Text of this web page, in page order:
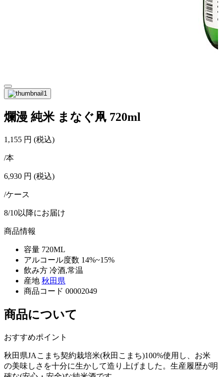
爛漫 純米 まなぐ凧 720ml
1,155 円 (税込)
/本
6,930 円 (税込)
/ケース
8/10以降にお届け
商品情報
容量 720ML
アルコール度数 14%~15%
飲み方 冷酒,常温
産地 秋田県
商品コード 00002049
商品について
おすすめポイント
秋田県JAこまち契約栽培米(秋田こまち)100%使用し、お米
の美味しさを十分に生かして造り上げました。生産履歴が明